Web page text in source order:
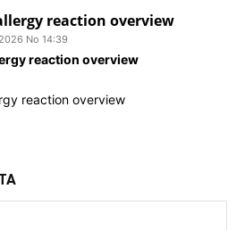
reaction overview
No 14:39
reaction overview
reaction overview